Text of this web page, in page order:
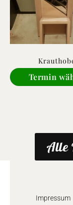
Termin
Alle
Impressum